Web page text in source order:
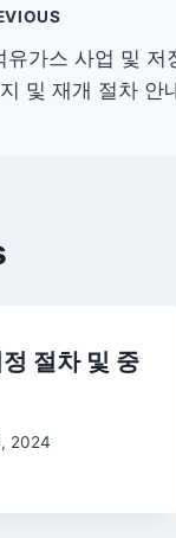
유가스 사업 및 저
및 재개 절차 안
절차 및 중
2024